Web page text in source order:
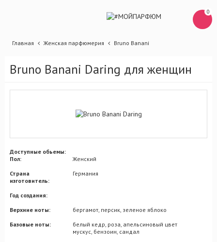
0
Главная Женская парфюмерия Bruno Banani
Bruno Banani Daring для женщин
Доступные обьемы:
Пол:
Женский
Страна
изготовитель:
Германия
Год создания:
Верхние ноты:
бергамот, персик, зеленое яблоко
Базовые ноты:
белый кедр, роза, апельсиновый цвет
мускус, бензоин, сандал